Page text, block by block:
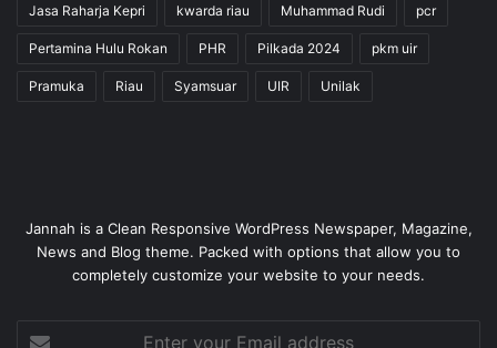
Jasa Raharja Kepri kwarda riau Muhammad Rudi pcr
Pertamina Hulu Rokan PHR Pilkada 2024 pkm uir
Pramuka Riau Syamsuar UIR Unilak
Jannah is a Clean Responsive WordPress Newspaper, Magazine,
News and Blog theme. Packed with options that allow you to
completely customize your website to your needs.